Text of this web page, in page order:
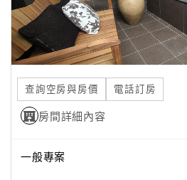
查詢空房與房價 電話訂房
房間詳細內容
一般專案